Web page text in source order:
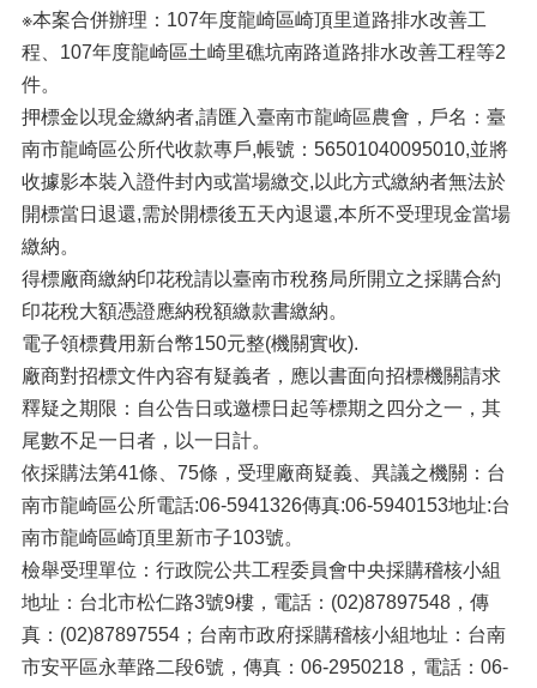
※本案合併辦理：107年度龍崎區崎頂里道路排水改善工
程、107年度龍崎區土崎里礁坑南路道路排水改善工程等2
件。
押標金以現金繳納者,請匯入臺南市龍崎區農會，戶名：臺
南市龍崎區公所代收款專戶,帳號：56501040095010,並將
收據影本裝入證件封內或當場繳交,以此方式繳納者無法於
開標當日退還,需於開標後五天內退還,本所不受理現金當場
繳納。
得標廠商繳納印花稅請以臺南市稅務局所開立之採購合約
印花稅大額憑證應納稅額繳款書繳納。
電子領標費用新台幣150元整(機關實收).
廠商對招標文件內容有疑義者，應以書面向招標機關請求
釋疑之期限：自公告日或邀標日起等標期之四分之一，其
尾數不足一日者，以一日計。
依採購法第41條、75條，受理廠商疑義、異議之機關：台
南市龍崎區公所電話:06-5941326傳真:06-5940153地址:台
南市龍崎區崎頂里新市子103號。
檢舉受理單位：行政院公共工程委員會中央採購稽核小組
地址：台北市松仁路3號9樓，電話：(02)87897548，傳
真：(02)87897554；台南市政府採購稽核小組地址：台南
市安平區永華路二段6號，傳真：06-2950218，電話：06-